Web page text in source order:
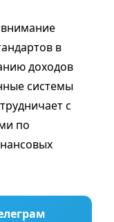
внимание
в
доходов
системы
с
по